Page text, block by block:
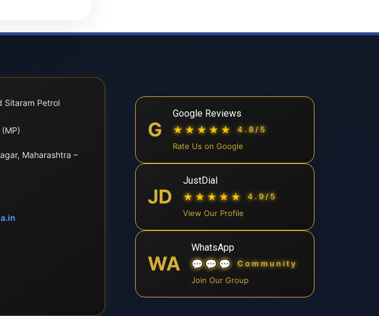
Sitaram Petrol
Maharashtra –
G
Google Reviews
★★★★★
4.8/5
Rate Us on Google
JD
JustDial
★★★★★
4.9/5
View Our Profile
WA
WhatsApp
💬💬💬 Community
Join Our Group